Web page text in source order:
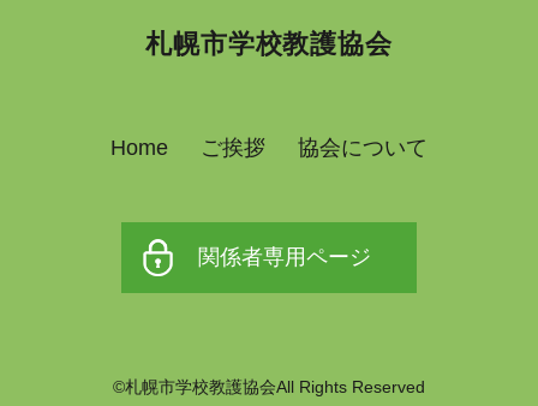
札幌市学校教護協会
Home ご挨拶 協会について
関係者専用ページ
©札幌市学校教護協会All Rights Reserved